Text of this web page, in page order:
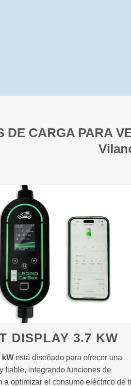
DE CARGA PARA
DISPLAY 3.7 KW
kW está diseñado para ofrecer una
fiable, integrando funciones de
optimizar el consumo eléctrico de